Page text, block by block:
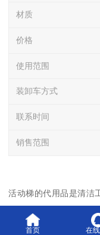
材质
价格
使用范围
装卸车方式
联系时间
销售范围
活动梯的代用品是清洁
危，用折梯高空工作，
首页 在